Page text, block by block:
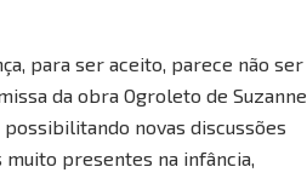
para ser aceito, parece não ser
da obra Ogroleto de Suzanne
novas discussões
muito presentes na infância,